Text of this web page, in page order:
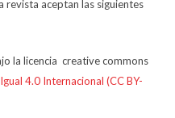
revista aceptan las siguientes
la licencia creative commons
4.0 Internacional (CC BY-